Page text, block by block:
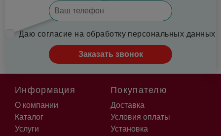
Даю согласие на обработку персональных данных
Заказать звонок
Информация
О компании
Каталог
Услуги
Покупателю
Доставка
Условия оплаты
Установка